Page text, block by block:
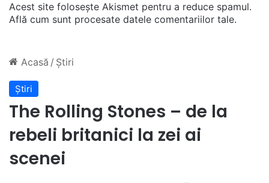
Acest site folosește Akismet pentru a reduce spamul.
Află cum sunt procesate datele comentariilor tale.